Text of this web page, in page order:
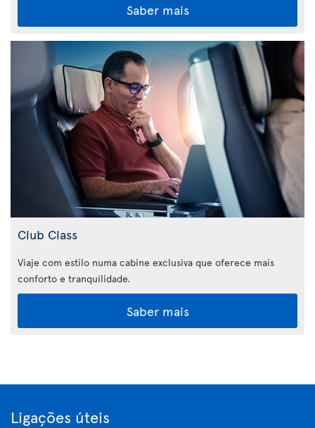
Saber mais
Club Class
Viaje com estilo numa cabine exclusiva que oferece mais
conforto e tranquilidade.
Saber mais
Ligações úteis